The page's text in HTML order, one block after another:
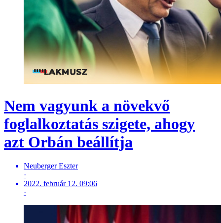
Nem vagyunk a növekvő
foglalkoztatás szigete, ahogy
azt Orbán beállítja
Neuberger Eszter
·
2022. február 12. 09:06
·